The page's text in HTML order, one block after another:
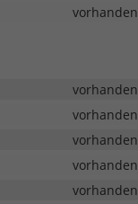
vorhanden
vorhanden
vorhanden
vorhanden
vorhanden
vorhanden